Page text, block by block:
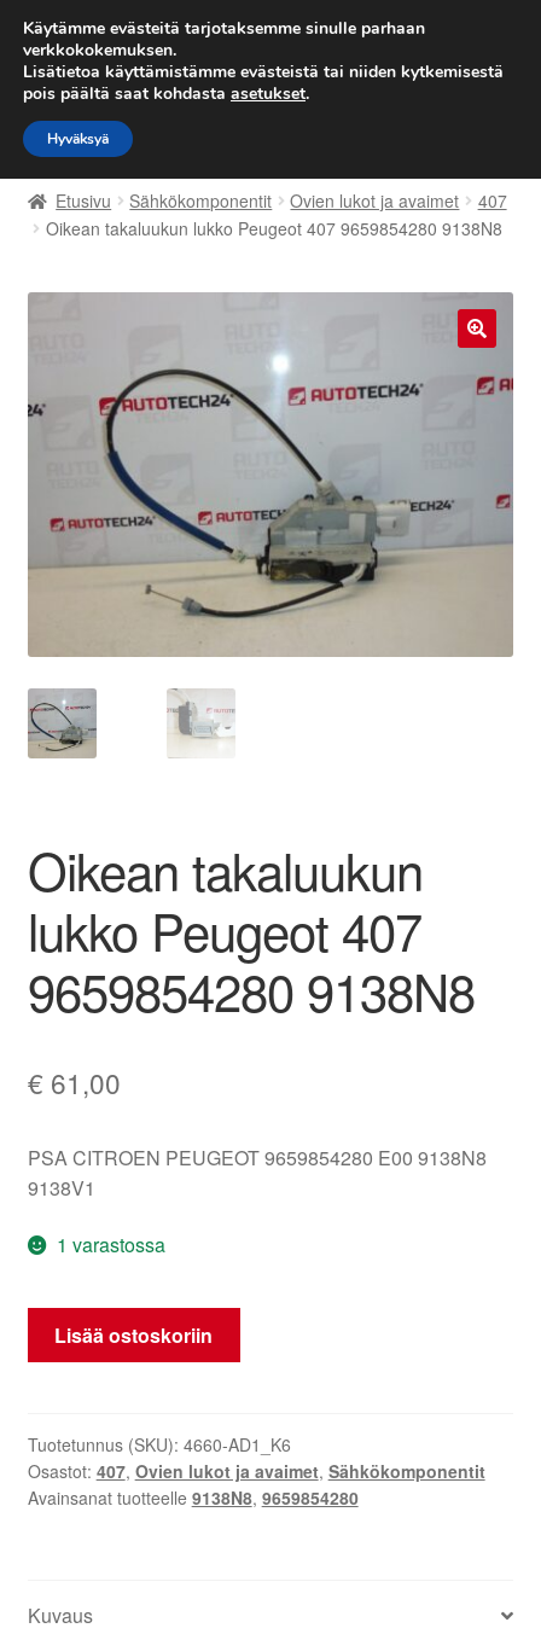
TOIMITUS alkaen 7 EUR
Siirry
navigointiin
Siirry
sisältöön
Etusivu
Kärry
Maailmanlaajuinen toimitus
Meistä
Tarkista
Tilini
Valitukset
Etusivu Sähkökomponentit Ovien lukot ja avaimet
407
Oikean takaluukun lukko Peugeot 407 9659854280 9138N8
Oikean takaluukun
lukko Peugeot 407
9659854280 9138N8
€ 61,00
PSA CITROEN PEUGEOT 9659854280 E00 9138N8
9138V1
1 varastossa
Oikean
takaluukun
407
9659854280
9138N8
Lisää ostoskoriin
Tuotetunnus (SKU): 4660-AD1_K6
Osastot: 407, Ovien lukot ja avaimet, Sähkökomponentit
Avainsanat tuotteelle 9138N8, 9659854280
Kuvaus
Käytämme evästeitä tarjotaksemme sinulle parhaan
verkkokokemuksen.
Lisätietoa käyttämistämme evästeistä tai niiden kytkemisestä
pois päältä saat kohdasta asetukset.
Hyväksyä